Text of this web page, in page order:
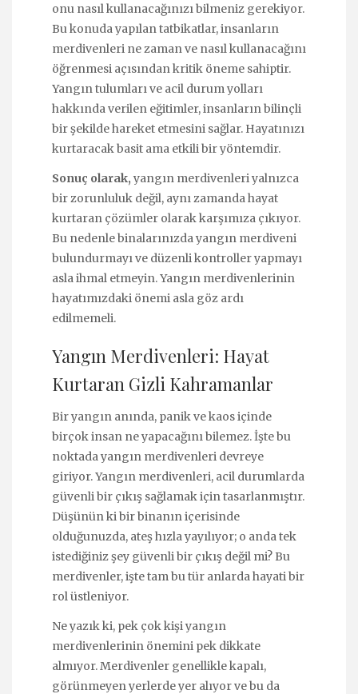
onu nasıl kullanacağınızı bilmeniz gerekiyor.
Bu konuda yapılan tatbikatlar, insanların
merdivenleri ne zaman ve nasıl kullanacağını
öğrenmesi açısından kritik öneme sahiptir.
Yangın tulumları ve acil durum yolları
hakkında verilen eğitimler, insanların bilinçli
bir şekilde hareket etmesini sağlar. Hayatınızı
kurtaracak basit ama etkili bir yöntemdir.
Sonuç olarak, yangın merdivenleri yalnızca
bir zorunluluk değil, aynı zamanda hayat
kurtaran çözümler olarak karşımıza çıkıyor.
Bu nedenle binalarınızda yangın merdiveni
bulundurmayı ve düzenli kontroller yapmayı
asla ihmal etmeyin. Yangın merdivenlerinin
hayatımızdaki önemi asla göz ardı
edilmemeli.
Yangın Merdivenleri: Hayat
Kurtaran Gizli Kahramanlar
Bir yangın anında, panik ve kaos içinde
birçok insan ne yapacağını bilemez. İşte bu
noktada yangın merdivenleri devreye
giriyor. Yangın merdivenleri, acil durumlarda
güvenli bir çıkış sağlamak için tasarlanmıştır.
Düşünün ki bir binanın içerisinde
olduğunuzda, ateş hızla yayılıyor; o anda tek
istediğiniz şey güvenli bir çıkış değil mi? Bu
merdivenler, işte tam bu tür anlarda hayati bir
rol üstleniyor.
Ne yazık ki, pek çok kişi yangın
merdivenlerinin önemini pek dikkate
almıyor. Merdivenler genellikle kapalı,
görünmeyen yerlerde yer alıyor ve bu da